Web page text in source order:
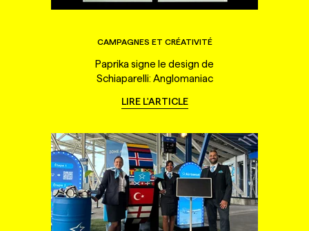
CAMPAGNES ET CRÉATIVITÉ
Paprika signe le design de
Schiaparelli: Anglomaniac
LIRE L'ARTICLE